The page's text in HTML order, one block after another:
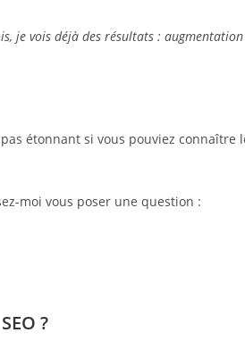
je vois déjà des résultats :
étonnant si vous pouviez connaître
moi vous poser une question :
?